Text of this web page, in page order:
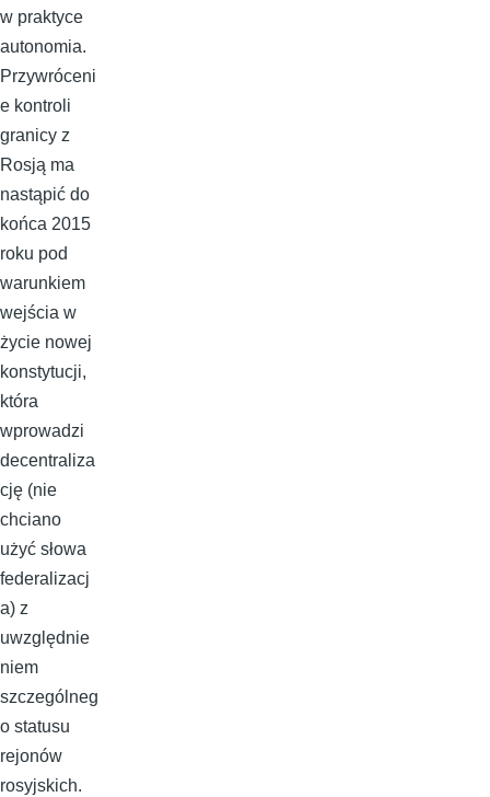
w praktyce
autonomia.
Przywróceni
e kontroli
granicy z
Rosją ma
nastąpić do
końca 2015
roku pod
warunkiem
wejścia w
życie nowej
konstytucji,
która
wprowadzi
decentraliza
cję (nie
chciano
użyć słowa
federalizacj
a) z
uwzględnie
niem
szczególneg
o statusu
rejonów
rosyjskich.